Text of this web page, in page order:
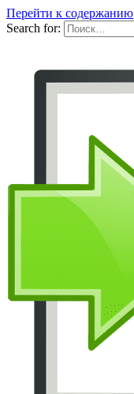
Перейти к содержанию
Search for: